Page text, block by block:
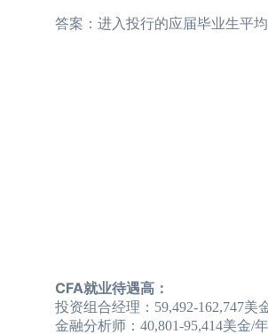
答案：进入投行的应届毕业生平均
CFA就业待遇高：
投资组合经理：59,492-162,747美
金融分析师：40,801-95,414美金/年